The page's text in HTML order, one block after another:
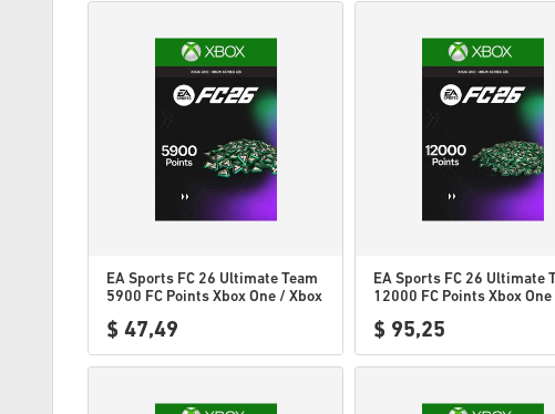
EA Sports FC 26 Ultimate Team
5900 FC Points Xbox One / Xbox
$ 47,49
EA Sports FC 26 Ultimate
12000 FC Points Xbox One
$ 95,25